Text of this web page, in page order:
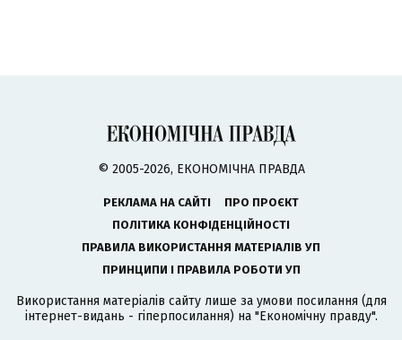
© 2005-2026, ЕКОНОМІЧНА ПРАВДА
РЕКЛАМА НА САЙТІ
ПРО ПРОЄКТ
ПОЛІТИКА КОНФІДЕНЦІЙНОСТІ
ПРАВИЛА ВИКОРИСТАННЯ МАТЕРІАЛІВ УП
ПРИНЦИПИ І ПРАВИЛА РОБОТИ УП
Використання матеріалів сайту лише за умови посилання (для
інтернет-видань - гіперпосилання) на "Економічну правду".